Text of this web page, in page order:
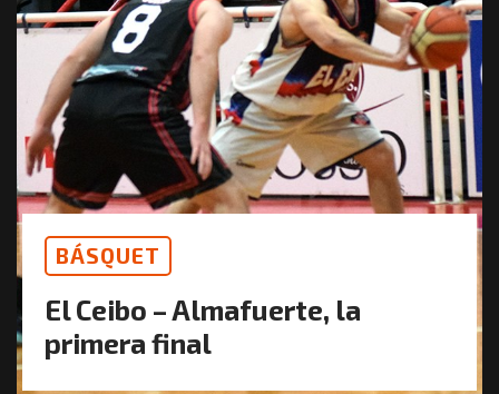
BÁSQUET
El Ceibo – Almafuerte, la
primera final